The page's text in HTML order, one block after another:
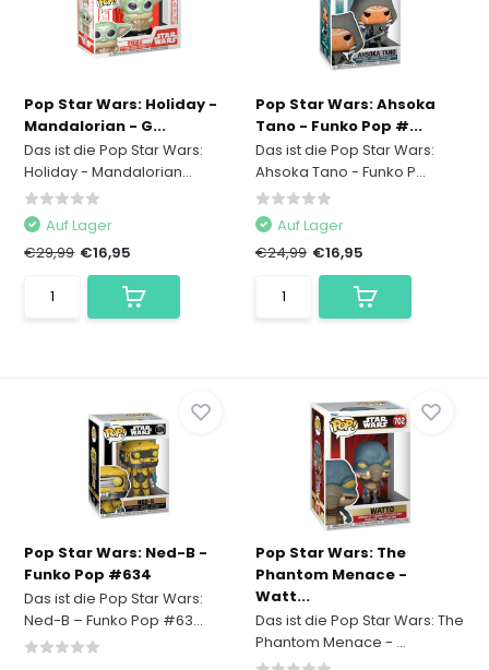
Pop Star Wars: Holiday -
Mandalorian - G...
Das ist die Pop Star Wars:
Holiday - Mandalorian...
Auf Lager
€29,99 €16,95
Pop Star Wars: Ahsoka
Tano - Funko Pop #...
Das ist die Pop Star Wars:
Ahsoka Tano - Funko P...
Auf Lager
€24,99 €16,95
Pop Star Wars: Ned-B -
Funko Pop #634
Das ist die Pop Star Wars:
Ned-B – Funko Pop #63...
Pop Star Wars: The
Phantom Menace -
Watt...
Das ist die Pop Star Wars: The
Phantom Menace - ...